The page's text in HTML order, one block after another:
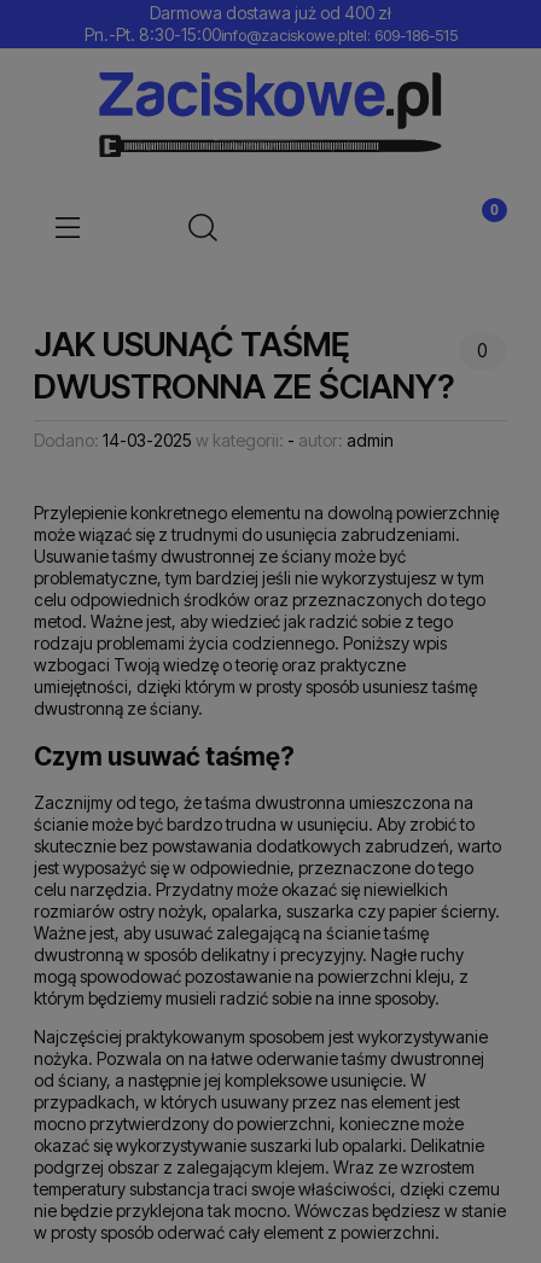
Darmowa dostawa już od 400 zł
Pn.-Pt. 8:30-15:00info@zaciskowe.pltel: 609-186-515
JAK USUNĄĆ TAŚMĘ
DWUSTRONNA ZE ŚCIANY?
0
Dodano: 14-03-2025 w kategorii: - autor: admin
Przylepienie konkretnego elementu na dowolną powierzchnię
może wiązać się z trudnymi do usunięcia zabrudzeniami.
Usuwanie taśmy dwustronnej ze ściany może być
problematyczne, tym bardziej jeśli nie wykorzystujesz w tym
celu odpowiednich środków oraz przeznaczonych do tego
metod. Ważne jest, aby wiedzieć jak radzić sobie z tego
rodzaju problemami życia codziennego. Poniższy wpis
wzbogaci Twoją wiedzę o teorię oraz praktyczne
umiejętności, dzięki którym w prosty sposób usuniesz taśmę
dwustronną ze ściany.
Czym usuwać taśmę?
Zacznijmy od tego, że taśma dwustronna umieszczona na
ścianie może być bardzo trudna w usunięciu. Aby zrobić to
skutecznie bez powstawania dodatkowych zabrudzeń, warto
jest wyposażyć się w odpowiednie, przeznaczone do tego
celu narzędzia. Przydatny może okazać się niewielkich
rozmiarów ostry nożyk, opalarka, suszarka czy papier ścierny.
Ważne jest, aby usuwać zalegającą na ścianie taśmę
dwustronną w sposób delikatny i precyzyjny. Nagłe ruchy
mogą spowodować pozostawanie na powierzchni kleju, z
którym będziemy musieli radzić sobie na inne sposoby.
Najczęściej praktykowanym sposobem jest wykorzystywanie
nożyka. Pozwala on na łatwe oderwanie taśmy dwustronnej
od ściany, a następnie jej kompleksowe usunięcie. W
przypadkach, w których usuwany przez nas element jest
mocno przytwierdzony do powierzchni, konieczne może
okazać się wykorzystywanie suszarki lub opalarki. Delikatnie
podgrzej obszar z zalegającym klejem. Wraz ze wzrostem
temperatury substancja traci swoje właściwości, dzięki czemu
nie będzie przyklejona tak mocno. Wówczas będziesz w stanie
w prosty sposób oderwać cały element z powierzchni.